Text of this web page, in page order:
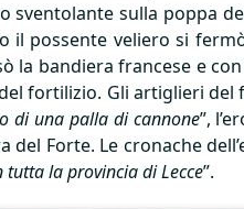
sulla poppa
possente veliero si
la bandiera francese e
fortilizio. Gli artiglieri
di una palla di cannone”,
Forte. Le cronache
la provincia di Lecce”.